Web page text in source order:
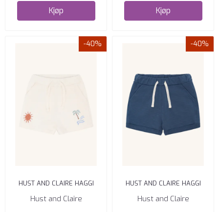
Kjøp Kjøp
-40%
HUST AND CLAIRE HAGGI
SHORTS MED PALMER
Hust and Claire
-40%
HUST AND CLAIRE HAGGI
SLUB SHORTS THUNDER
Hust and Claire